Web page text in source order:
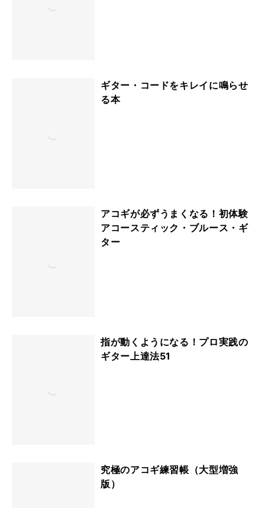
ギター・コードをキレイに鳴らせ
る本
アコギが必ずうまくなる！初体験
アコースティック・ブルース・ギ
ター
指が動くようになる！プロ実践の
ギター上達法51
究極のアコギ練習帳（大型増強
版）